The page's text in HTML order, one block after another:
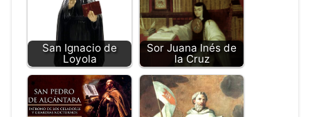
San Ignacio de
Loyola
Sor Juana Inés de
la Cruz